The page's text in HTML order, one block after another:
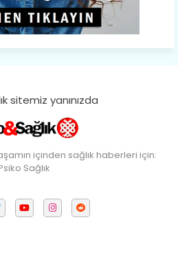
sitemiz yanınızda
içinden sağlık haberleri için:
Sağlık